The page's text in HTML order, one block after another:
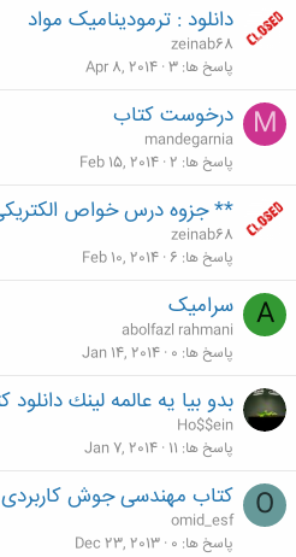
دانلود : ترمودینامیک مواد
zeinab68
پاسخ ها 3
Apr 8, 2014
M درخوست کتاب
mandegarnia
پاسخ ها 2
Feb 15, 2014
** جزوه درس خواص
zeinab68
پاسخ ها 6
Feb 10, 2014
A سرامیک
abolfazl rahmani
پاسخ ها 0
Jan 14, 2014
بدو بيا يه عالمه لينك دانلود
Ho$$ein
پاسخ ها 11
Jan 7, 2014
O کتاب مهندسی جوش کاربردی
omid_esf
پاسخ ها 0
Dec 23, 2013